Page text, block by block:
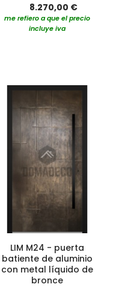
8.270,00 €
me refiero a que el precio
incluye iva
LIM M24 - puerta
batiente de aluminio
con metal líquido de
bronce